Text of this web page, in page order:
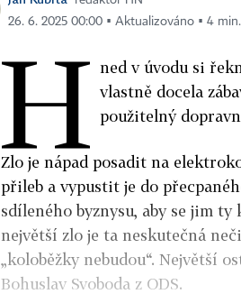
26. 6. 2025 00:00 ▪ Aktualizováno ▪ 4
H ned v úvodu si
vlastně docela
použitelný
Zlo je nápad posadit na
přileb a vypustit je do
sdíleného byznysu, aby se jim
největší zlo je ta neskutečná
„koloběžky nebudou“. Největší
Bohuslav Svoboda z ODS.